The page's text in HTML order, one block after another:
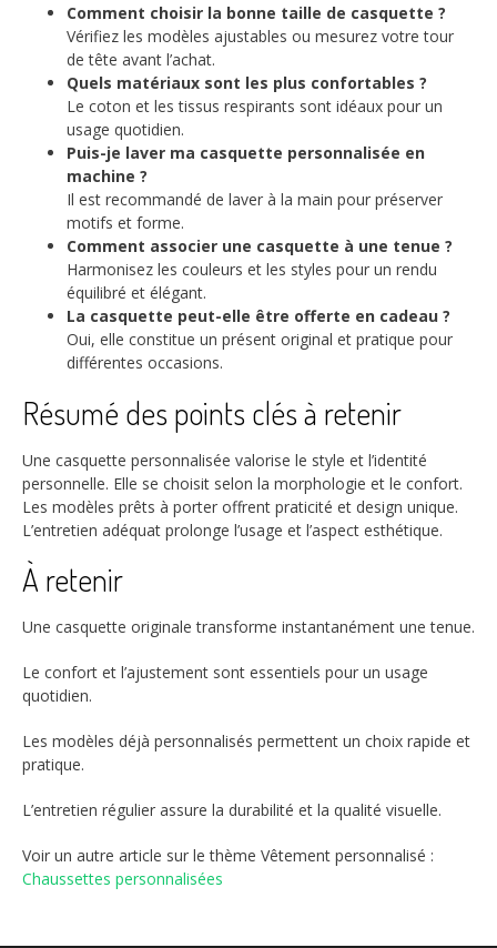
Comment choisir la bonne taille de casquette ?
Vérifiez les modèles ajustables ou mesurez votre tour
de tête avant l’achat.
Quels matériaux sont les plus confortables ?
Le coton et les tissus respirants sont idéaux pour un
usage quotidien.
Puis-je laver ma casquette personnalisée en
machine ?
Il est recommandé de laver à la main pour préserver
motifs et forme.
Comment associer une casquette à une tenue ?
Harmonisez les couleurs et les styles pour un rendu
équilibré et élégant.
La casquette peut-elle être offerte en cadeau ?
Oui, elle constitue un présent original et pratique pour
différentes occasions.
Résumé des points clés à retenir
Une casquette personnalisée valorise le style et l’identité
personnelle. Elle se choisit selon la morphologie et le confort.
Les modèles prêts à porter offrent praticité et design unique.
L’entretien adéquat prolonge l’usage et l’aspect esthétique.
À retenir
Une casquette originale transforme instantanément une tenue.
Le confort et l’ajustement sont essentiels pour un usage
quotidien.
Les modèles déjà personnalisés permettent un choix rapide et
pratique.
L’entretien régulier assure la durabilité et la qualité visuelle.
Voir un autre article sur le thème Vêtement personnalisé :
Chaussettes personnalisées